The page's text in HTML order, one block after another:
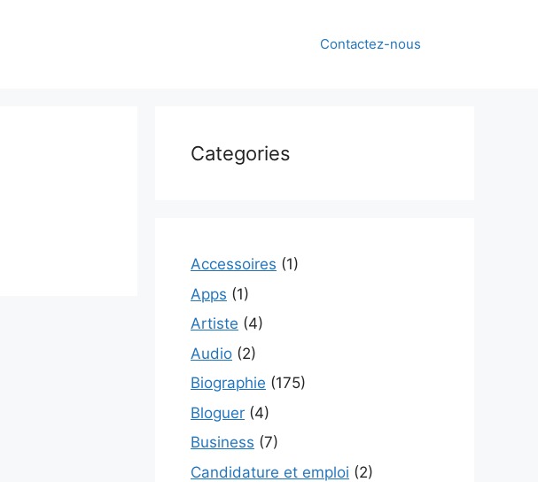
Contactez-nous
Categories
Accessoires (1)
Apps (1)
Artiste (4)
Audio (2)
Biographie (175)
Bloguer (4)
Business (7)
Candidature et emploi (2)